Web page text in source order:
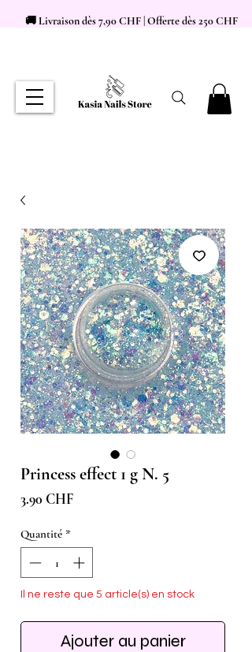
🚚 Livraison dès 7,90 CHF | Offerte dès 250 CHF
Princess effect 1 g N. 5
3.90 CHFPrix
Quantité *
Il ne reste que 5 article(s) en stock
Ajouter au panier